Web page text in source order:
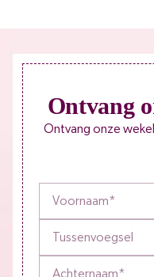
Ontvang
Ontvang onze